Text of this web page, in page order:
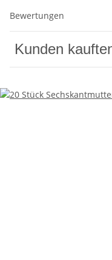
Bewertungen
Kunden